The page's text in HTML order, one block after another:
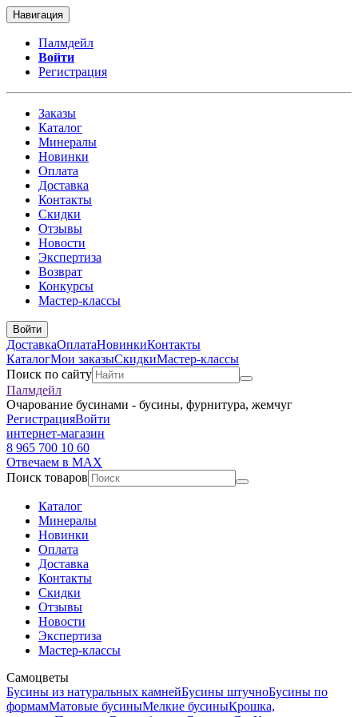
Навигация
Палмдейл
Войти
Регистрация
Заказы
Каталог
Минералы
Новинки
Оплата
Доставка
Контакты
Скидки
Отзывы
Новости
Экспертиза
Возврат
Конкурсы
Мастер-классы
Войти
ДоставкаОплатаНовинкиКонтакты
КаталогМои заказыСкидкиМастер-классы
Поиск по сайту
Палмдейл
Очарование бусинами - бусины, фурнитура, жемчуг
РегистрацияВойти
интернет-магазин
8 965 700 10 60
Отвечаем в MAX
Поиск товаров
Каталог
Минералы
Новинки
Оплата
Доставка
Контакты
Скидки
Отзывы
Новости
Экспертиза
Мастер-классы
Самоцветы
Бусины из натуральных камнейБусины штучноБусины по
формамМатовые бусиныМелкие бусиныКрошка,